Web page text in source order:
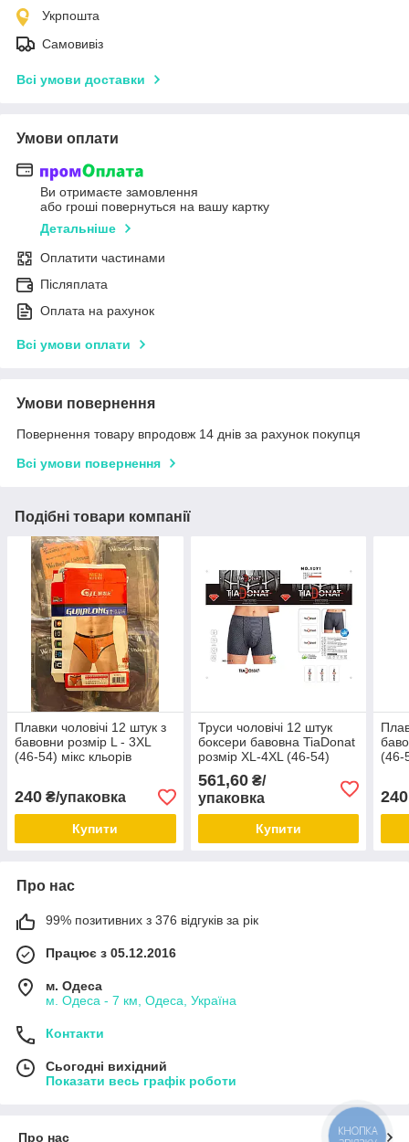
Укрпошта
Самовивіз
Всі умови доставки
Умови оплати
Ви отримаєте замовлення
або гроші повернуться на вашу картку
Детальніше
Оплатити частинами
Післяплата
Оплата на рахунок
Всі умови оплати
Умови повернення
Повернення товару впродовж 14 днів за рахунок покупця
Всі умови повернення
Подібні товари компанії
Плавки чоловічі 12 штук з
бавовни розмір L - 3XL
(46-54) мікс кльорів
240 ₴/упаковка
Купити
Труси чоловічі 12 штук
боксери бавовна TiaDonat
розмір XL-4XL (46-54)
норма
561,60₴/
упаковка
Купити
(46-
240
Про нас
99% позитивних з 376 відгуків за рік
Працює з 05.12.2016
м. Одеса
м. Одеса - 7 км, Одеса, Україна
Контакти
Сьогодні вихідний
Показати весь графік роботи
Про нас
КНОПКА